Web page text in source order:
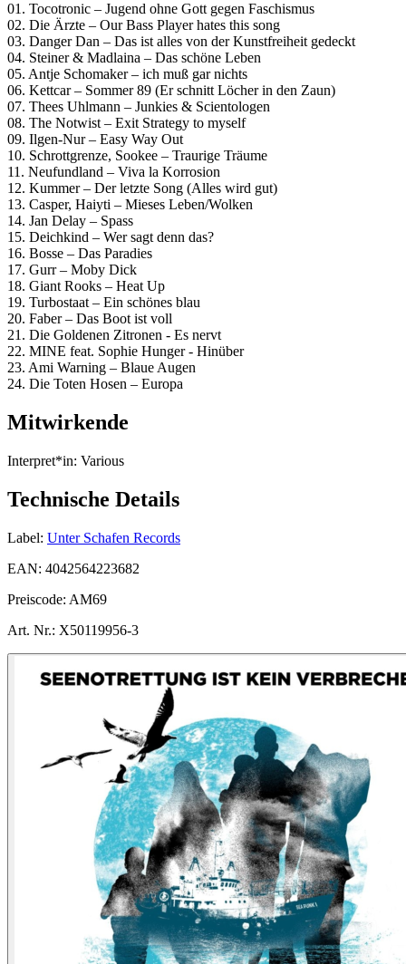
01. Tocotronic – Jugend ohne Gott gegen Faschismus
02. Die Ärzte – Our Bass Player hates this song
03. Danger Dan – Das ist alles von der Kunstfreiheit gedeckt
04. Steiner & Madlaina – Das schöne Leben
05. Antje Schomaker – ich muß gar nichts
06. Kettcar – Sommer 89 (Er schnitt Löcher in den Zaun)
07. Thees Uhlmann – Junkies & Scientologen
08. The Notwist – Exit Strategy to myself
09. Ilgen-Nur – Easy Way Out
10. Schrottgrenze, Sookee – Traurige Träume
11. Neufundland – Viva la Korrosion
12. Kummer – Der letzte Song (Alles wird gut)
13. Casper, Haiyti – Mieses Leben/Wolken
14. Jan Delay – Spass
15. Deichkind – Wer sagt denn das?
16. Bosse – Das Paradies
17. Gurr – Moby Dick
18. Giant Rooks – Heat Up
19. Turbostaat – Ein schönes blau
20. Faber – Das Boot ist voll
21. Die Goldenen Zitronen - Es nervt
22. MINE feat. Sophie Hunger - Hinüber
23. Ami Warning – Blaue Augen
24. Die Toten Hosen – Europa
Mitwirkende
Interpret*in: Various
Technische Details
Label: Unter Schafen Records
EAN: 4042564223682
Preiscode: AM69
Art. Nr.: X50119956-3